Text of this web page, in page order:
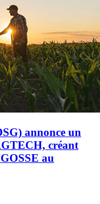
annonce un
créant
au